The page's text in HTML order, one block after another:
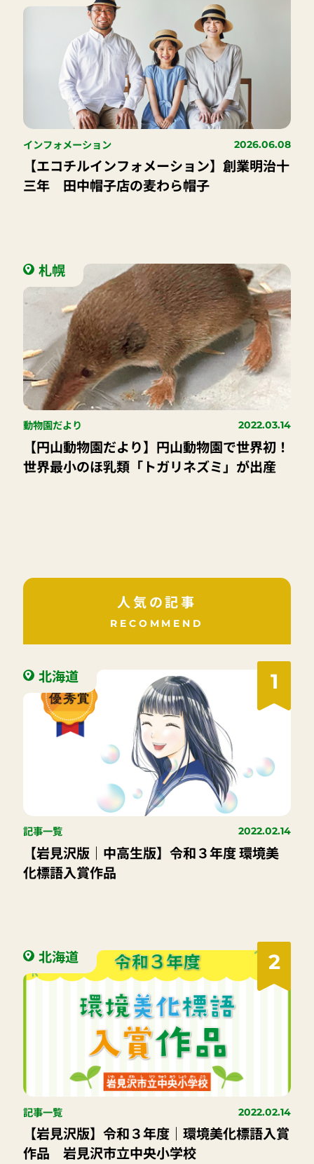
インフォメーション 2026.06.08
【エコチルインフォメーション】創業明治十
三年 田中帽子店の麦わら帽子
札幌
動物園だより 2022.03.14
【円山動物園だより】円山動物園で世界初！
世界最小のほ乳類「トガリネズミ」が出産
人気の記事
RECOMMEND
1
北海道
記事一覧 2022.02.14
【岩見沢版｜中高生版】令和３年度 環境美
化標語入賞作品
2
北海道
記事一覧 2022.02.14
【岩見沢版】令和３年度｜環境美化標語入賞
作品 岩見沢市立中央小学校